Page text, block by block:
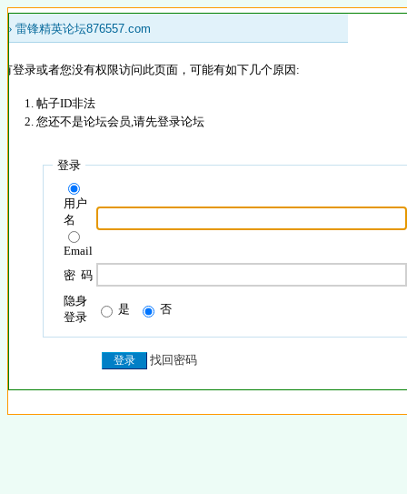
» 雷锋精英论坛876557.com
登录或者您没有权限访问此页面，可能有如下几个原因:
帖子ID非法
您还不是论坛会员,请先登录论坛
登录
用户
名
Email
密 码
隐身
登录
是 否
找回密码